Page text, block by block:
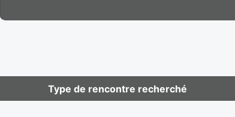
Type de rencontre recherché